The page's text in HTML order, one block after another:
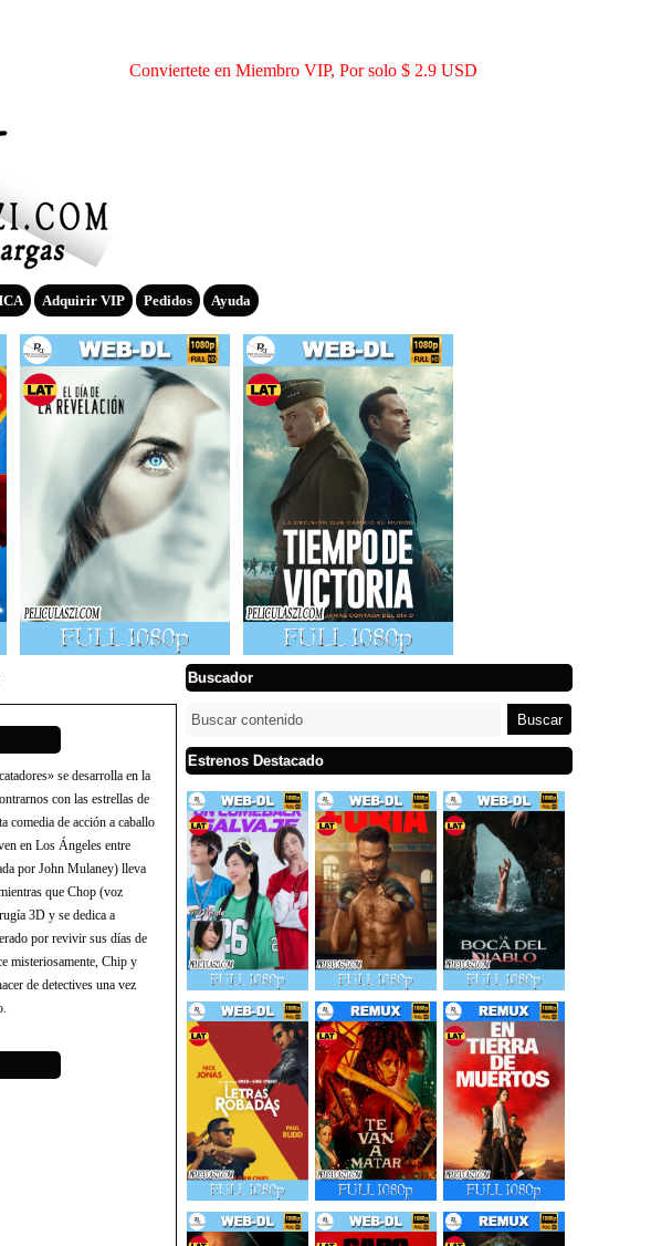
Conviertete en Miembro VIP, Por solo $ 2.9 USD
Adquirir VIP Pedidos Ayuda
se desarrolla en la
con las estrellas de
comedia de acción a caballo
en Los Ángeles entre
por John Mulaney) lleva
que Chop (voz
3D y se dedica a
por revivir sus días de
misteriosamente, Chip y
de detectives una vez
Buscador
Estrenos Destacado